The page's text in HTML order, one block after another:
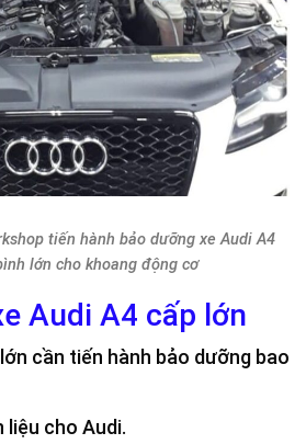
tiến hành bảo dưỡng xe Audi A4
lớn cho khoang động cơ
Audi A4 cấp lớn
cần tiến hành bảo dưỡng bao
liệu cho Audi.